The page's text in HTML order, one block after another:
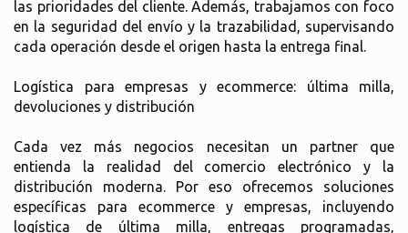
las prioridades del cliente. Además, trabajamos con foco
en la seguridad del envío y la trazabilidad, supervisando
cada operación desde el origen hasta la entrega final.
Logística para empresas y ecommerce: última milla,
devoluciones y distribución
Cada vez más negocios necesitan un partner que
entienda la realidad del comercio electrónico y la
distribución moderna. Por eso ofrecemos soluciones
específicas para ecommerce y empresas, incluyendo
logística de última milla, entregas programadas,